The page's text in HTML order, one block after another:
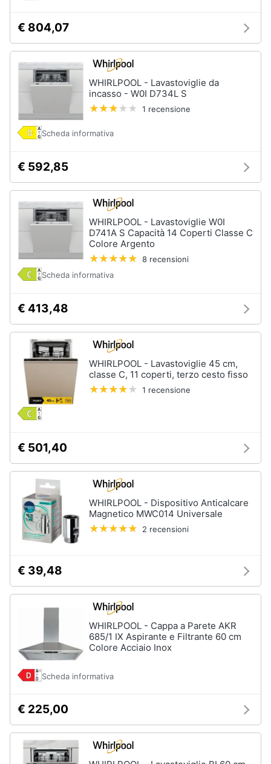
€ 804,07
WHIRLPOOL - Lavastoviglie da
incasso - W0I D734L S
1 recensione
Scheda informativa
€ 592,85
WHIRLPOOL - Lavastoviglie W0I
D741A S Capacità 14 Coperti Classe C
Colore Argento
8 recensioni
Scheda informativa
€ 413,48
WHIRLPOOL - Lavastoviglie 45 cm,
classe C, 11 coperti, terzo cesto fisso
1 recensione
€ 501,40
WHIRLPOOL - Dispositivo Anticalcare
Magnetico MWC014 Universale
2 recensioni
€ 39,48
WHIRLPOOL - Cappa a Parete AKR
685/1 IX Aspirante e Filtrante 60 cm
Colore Acciaio Inox
Scheda informativa
€ 225,00